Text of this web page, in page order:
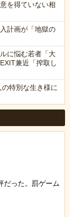
を得ていない相
計画が「地獄の
に悩む若者「大
兼近「搾取し
特別な生き様に
だった。罰ゲーム